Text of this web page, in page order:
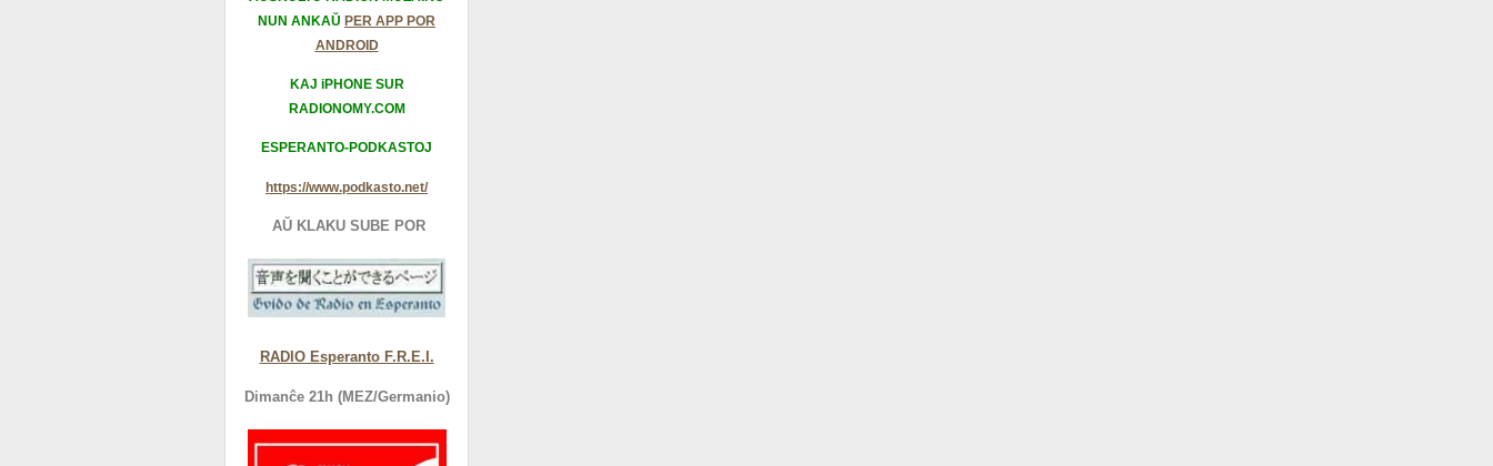
NUN ANKAŬ PER APP POR
ANDROID
KAJ iPHONE SUR
RADIONOMY.COM
ESPERANTO-PODKASTOJ
https://www.podkasto.net/
AŬ KLAKU SUBE POR
RADIO Esperanto F.R.E.I.
Dimanĉe 21h (MEZ/Germanio)